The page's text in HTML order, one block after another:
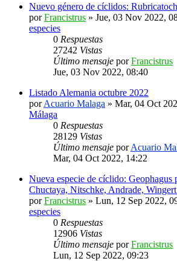
Nuevo género de cíclidos:
porFrancistrus » Jue, 03 Nov 2022,
especies
0 Respuestas
27242 Vistas
Último mensaje porFrancistrus
Jue, 03 Nov 2022, 08:40
Listado Alemania octubre 2022
porAcuario Malaga » Mar, 04 Oct
Málaga
0 Respuestas
28129 Vistas
Último mensaje porAcuario
Mar, 04 Oct 2022, 14:22
Nueva especie de cíclido: Geophagus
Chuctaya, Nitschke, Andrade,
porFrancistrus » Lun, 12 Sep 2022,
especies
0 Respuestas
12906 Vistas
Último mensaje porFrancistrus
Lun, 12 Sep 2022, 09:23